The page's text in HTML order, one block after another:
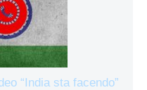
“India sta facendo”